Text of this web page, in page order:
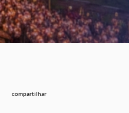
compartilhar